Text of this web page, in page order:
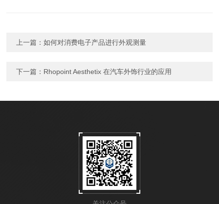
上一篇：如何对消费电子产品进行外观测量
下一篇： Rhopoint Aesthetix 在汽车外饰行业的应用